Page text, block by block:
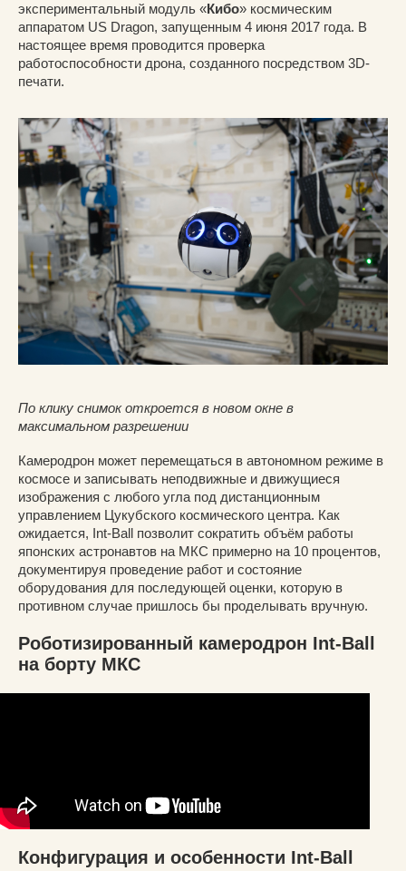
экспериментальный модуль «Кибо» космическим
аппаратом US Dragon, запущенным 4 июня 2017 года. В
настоящее время проводится проверка
работоспособности дрона, созданного посредством 3D-
печати.
По клику снимок откроется в новом окне в
максимальном разрешении
Камеродрон может перемещаться в автономном режиме в
космосе и записывать неподвижные и движущиеся
изображения с любого угла под дистанционным
управлением Цукубского космического центра. Как
ожидается, Int-Ball позволит сократить объём работы
японских астронавтов на МКС примерно на 10 процентов,
документируя проведение работ и состояние
оборудования для последующей оценки, которую в
противном случае пришлось бы проделывать вручную.
Роботизированный камеродрон Int-Ball
на борту МКС
Конфигурация и особенности Int-Ball